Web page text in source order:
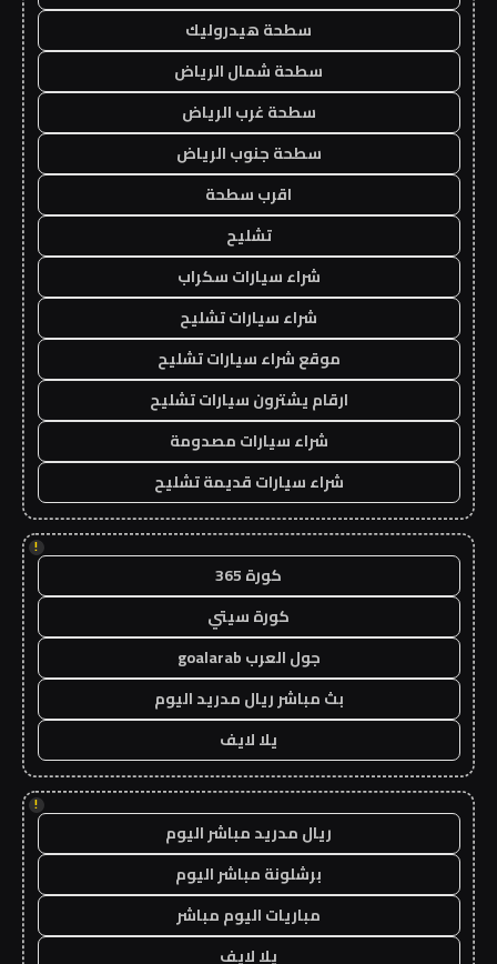
سطحة هيدروليك
سطحة شمال الرياض
سطحة غرب الرياض
سطحة جنوب الرياض
اقرب سطحة
تشليح
شراء سيارات سكراب
شراء سيارات تشليح
موقع شراء سيارات تشليح
ارقام يشترون سيارات تشليح
شراء سيارات مصدومة
شراء سيارات قديمة تشليح
!
كورة 365
كورة سيتي
جول العرب goalarab
بث مباشر ريال مدريد اليوم
يلا لايف
!
ريال مدريد مباشر اليوم
برشلونة مباشر اليوم
مباريات اليوم مباشر
يلا لايف